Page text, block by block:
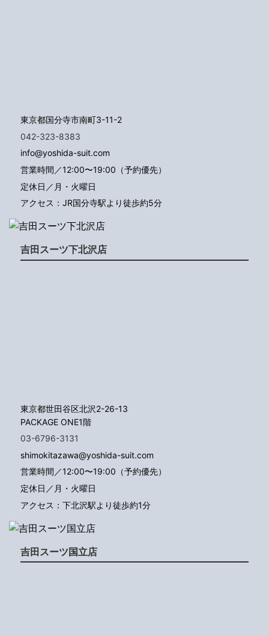
東京都国分寺市南町3-11-2
042-323-8383
info@yoshida-suit.com
営業時間／12:00〜19:00（予約優先）
定休日／月・火曜日
アクセス：JR国分寺駅より徒歩約5分
吉田スーツ下北沢店
東京都世田谷区北沢2-26-13
PACKAGE ONE1階
03-6796-3131
shimokitazawa@yoshida-suit.com
営業時間／12:00〜19:00（予約優先）
定休日／月・火曜日
アクセス：下北沢駅より徒歩約1分
吉田スーツ国立店